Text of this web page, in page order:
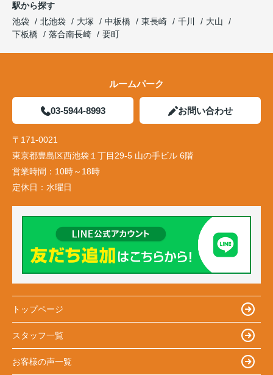
駅から探す
池袋
北池袋 大塚 中板橋 東長崎 千川
大山
下板橋
落合南長崎 要町
ルームパーク
03-5944-8993 お問い合わせ
〒171-0021
東京都豊島区西池袋１丁目29-5 山の手ビル 6階
営業時間： 10時～18時
定休日： 水曜日
トップページ
スタッフ一覧
お客様の声一覧